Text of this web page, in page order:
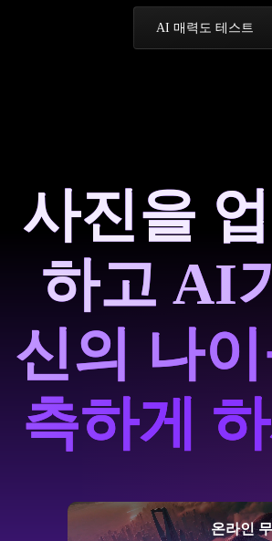
AI 매력도 테스트
사진을
하고 AI
신의 나
측하게
온라인